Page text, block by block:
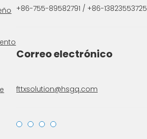
+86-755-89582791 / +86-13823553725
Correo electrónico
fttxsolution@hsgq.com